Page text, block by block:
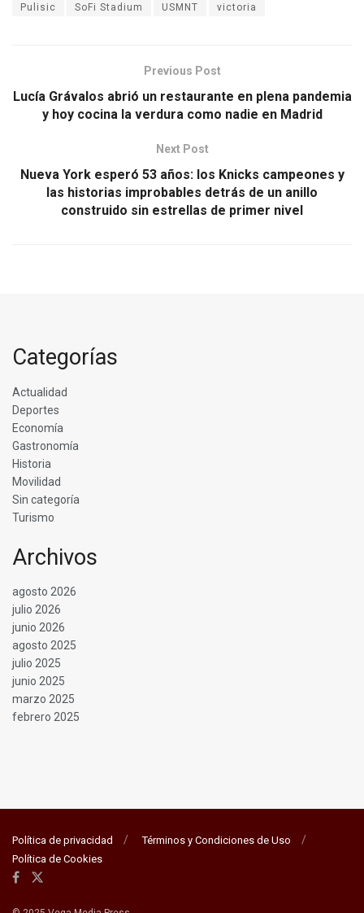
Pulisic SoFi Stadium USMNT victoria
Previous Post
Lucía Grávalos abrió un restaurante en plena pandemia
y hoy cocina la verdura como nadie en Madrid
Next Post
Nueva York esperó 53 años: los Knicks campeones y
las historias improbables detrás de un anillo
construido sin estrellas de primer nivel
Categorías
Actualidad
Deportes
Economía
Gastronomía
Historia
Movilidad
Sin categoría
Turismo
Archivos
agosto 2026
julio 2026
junio 2026
agosto 2025
julio 2025
junio 2025
marzo 2025
febrero 2025
Política de privacidad
Términos y Condiciones de Uso
Política de Cookies